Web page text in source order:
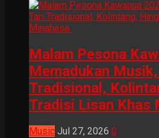
Malam Pesona
Memadukan
Tradisional,
Tradisi Lisan Khas
Music Jul 27, 2026 0